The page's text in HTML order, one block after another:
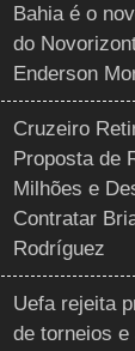
Bahia é o
do
Enderson
Cruzeiro
Proposta de
Milhões e
Contratar
Rodríguez
Uefa rejeita
de torneios e